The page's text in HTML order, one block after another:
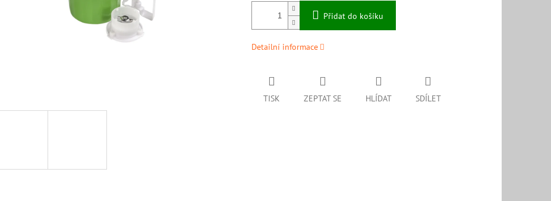
Přidat do košíku
Detailní informace
TISK ZEPTAT SE HLÍDAT SDÍLET